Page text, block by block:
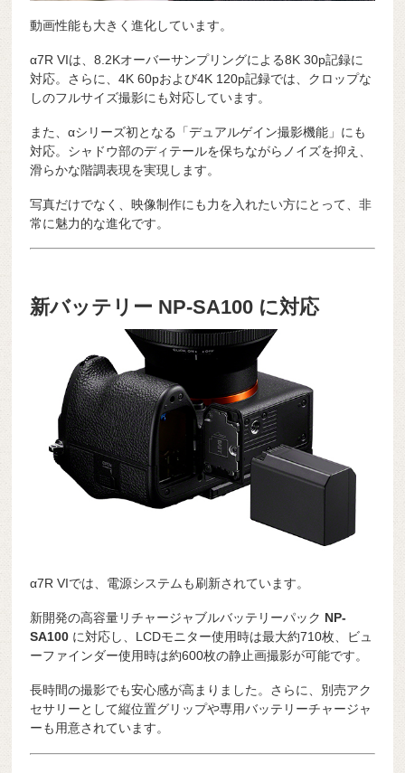
動画性能も大きく進化しています。
α7R VIは、8.2Kオーバーサンプリングによる8K 30p記録に
対応。さらに、4K 60pおよび4K 120p記録では、クロップな
しのフルサイズ撮影にも対応しています。
また、αシリーズ初となる「デュアルゲイン撮影機能」にも
対応。シャドウ部のディテールを保ちながらノイズを抑え、
滑らかな階調表現を実現します。
写真だけでなく、映像制作にも力を入れたい方にとって、非
常に魅力的な進化です。
新バッテリー NP-SA100 に対応
α7R VIでは、電源システムも刷新されています。
新開発の高容量リチャージャブルバッテリーパック NP-
SA100 に対応し、LCDモニター使用時は最大約710枚、ビュ
ーファインダー使用時は約600枚の静止画撮影が可能です。
長時間の撮影でも安心感が高まりました。さらに、別売アク
セサリーとして縦位置グリップや専用バッテリーチャージャ
ーも用意されています。